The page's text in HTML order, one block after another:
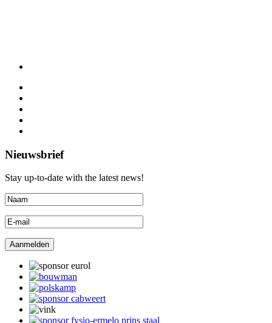
Nieuwsbrief
Stay up-to-date with the latest news!